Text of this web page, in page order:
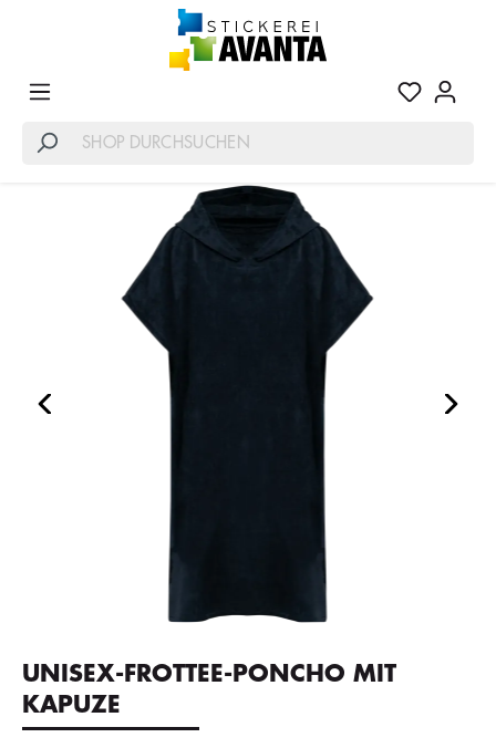
UNISEX-FROTTEE-PONCHO MIT
KAPUZE